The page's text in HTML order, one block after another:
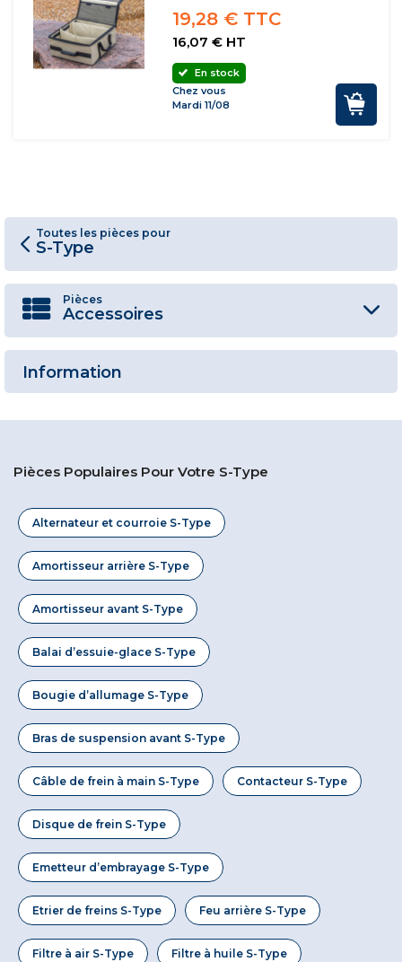
19,28 € TTC
16,07 € HT
En stock
Chez vous
Mardi 11/08
Toutes les pièces pour
S-Type
Pièces
Accessoires
Information
Pièces Populaires Pour Votre S-Type
Alternateur et courroie S-Type
Amortisseur arrière S-Type
Amortisseur avant S-Type
Balai d’essuie-glace S-Type
Bougie d’allumage S-Type
Bras de suspension avant S-Type
Câble de frein à main S-Type Contacteur S-Type
Disque de frein S-Type
Emetteur d’embrayage S-Type
Etrier de freins S-Type Feu arrière S-Type
Filtre à air S-Type Filtre à huile S-Type